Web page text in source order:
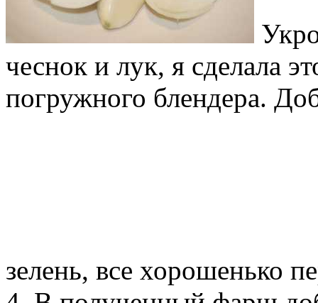
чеснок и лук, я сделала
погружного блендера.
зелень, все хорошенько